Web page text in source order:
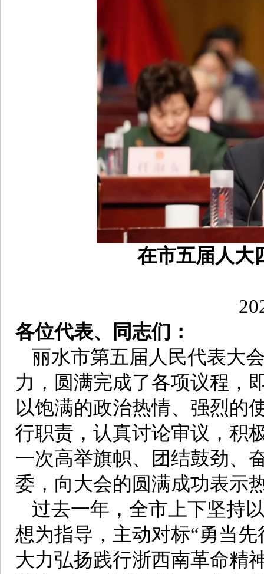
在市五届人大
各位代表、同志们：
丽水市第五届人民代表大
力，圆满完成了各项议程，
以饱满的政治热情、强烈的
行职责，认真讨论审议，积
一次高举旗帜、团结鼓劲、
委，向大会的圆满成功表示
过去一年，全市上下坚持
想为指导，主动对标“勇当
大力弘扬践行浙西南革命精